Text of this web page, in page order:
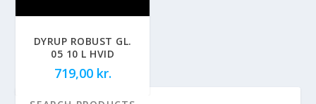
DYRUP ROBUST GL.
05 10 L HVID
719,00 kr.